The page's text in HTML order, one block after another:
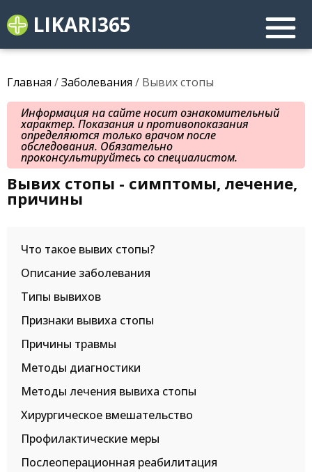
LIKARI365
Главная /Заболевания / Вывих стопы
Информация на сайте носит ознакомительный
характер. Показания и противопоказания
определяются только врачом после
обследования. Обязательно
проконсультируйтесь со специалистом.
Вывих стопы - симптомы, лечение,
причины
Что такое вывих стопы?
Описание заболевания
Типы вывихов
Признаки вывиха стопы
Причины травмы
Методы диагностики
Методы лечения вывиха стопы
Хирургическое вмешательство
Профилактические меры
Послеоперационная реабилитация